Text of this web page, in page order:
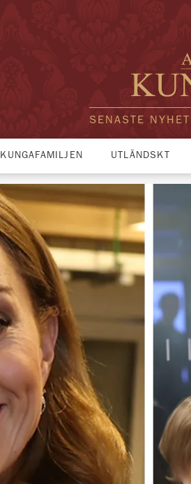
SENASTE
KUNGAFAMILJEN UTLÄNDSKT